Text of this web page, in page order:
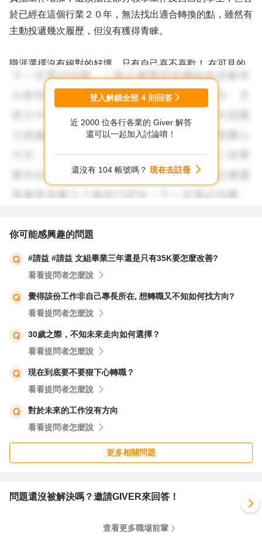
於已經在這個行業２０年，無法找出適合轉換的點，雖然有
主動投遞幾次履歷，但沒有獲得青睞。
職涯選擇沒有絕對的好壞，只有自己喜不喜歡！ 在可見的
AI盛行的未來世界裡，每種專業，一定會有部分優勢被削
弱，但也會有不同的需求出現，端看自己如何調整，找出自
一諮詢，掌握更多你的資訊及長處，或許可以更深入的討
論，並找到解方～
登入解鎖全部 4 則回答
近 2000 位各行各業的 Giver 解答
還可以一起加入討論唷！
還沒有 104 帳號嗎？ 現在去註冊
你可能感興趣的問題
#請益 #請益 文組畢業三年還是只有35K要怎麼改善?
看看提問者怎麼說
覺得該份工作非自己專長所在, 想轉職又不知如何找方向?
看看提問者怎麼說
30歲之際，不知未來走向如何選擇？
看看提問者怎麼說
現在到底要不要狠下心轉職？
看看提問者怎麼說
對於未來的工作沒有方向
看看提問者怎麼說
更多相關問題
問題還沒被解決嗎？邀請GIVER來回答！
查看更多職場前輩